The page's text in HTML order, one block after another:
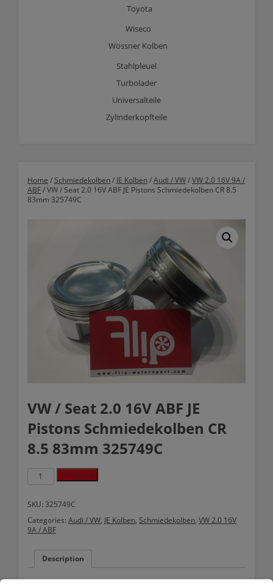
Toyota
Wiseco
Wössner Kolben
Stahlpleuel
Turbolader
Universalteile
Zylinderkopfteile
Home / Schmiedekolben/ JE Kolben/Audi / VW/VW 2.0 16V 9A /
ABF/ VW / Seat 2.0 16V ABF JE Pistons Schmiedekolben CR 8.5
83mm 325749C
VW / Seat 2.0 16V ABF JE
Pistons Schmiedekolben CR
8.5 83mm 325749C
VW
2.0
ABF
JE
Schmiedekolben
8.5
83mm
Anfragen
SKU: 325749C
Categories: Audi / VW, JE Kolben, Schmiedekolben, VW 2.0 16V
9A / ABF
Description